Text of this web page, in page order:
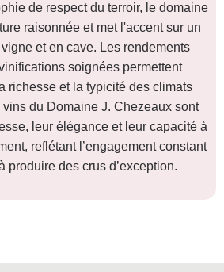
de respect du terroir, le domaine
raisonnée et met l'accent sur un
et en cave. Les rendements
soignées permettent
richesse et la typicité des climats
du Domaine J. Chezeaux sont
leur élégance et leur capacité à
reflétant l’engagement constant
produire des crus d’exception.